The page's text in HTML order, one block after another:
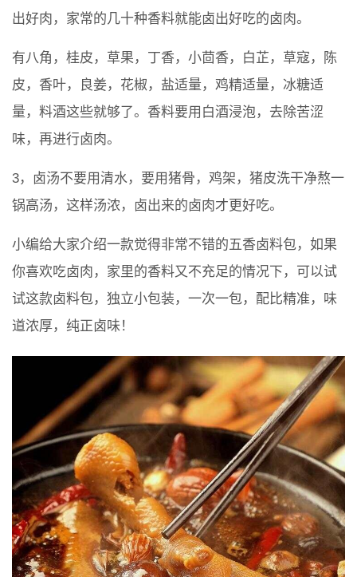
出好肉，家常的几十种香料就能卤出好吃的卤肉。
有八角，桂皮，草果，丁香，小茴香，白芷，草寇，陈
皮，香叶，良姜，花椒，盐适量，鸡精适量，冰糖适
量，料酒这些就够了。香料要用白酒浸泡，去除苦涩
味，再进行卤肉。
3，卤汤不要用清水，要用猪骨，鸡架，猪皮洗干净熬一
锅高汤，这样汤浓，卤出来的卤肉才更好吃。
小编给大家介绍一款觉得非常不错的五香卤料包，如果
你喜欢吃卤肉，家里的香料又不充足的情况下，可以试
试这款卤料包，独立小包装，一次一包，配比精准，味
道浓厚，纯正卤味！